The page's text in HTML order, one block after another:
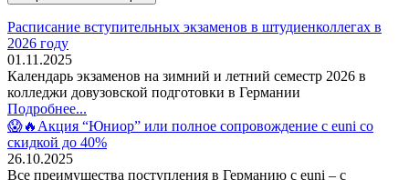
Расписание вступительных экзаменов в штудиенколлегах в
2026 году
01.11.2025
Календарь экзаменов на зимний и летний семестр 2026 в
колледжи довузовской подготовки в Германии
Подробнее...
😱🔥Акция “Юниор” или полное сопровождение с euni со
скидкой до 40%
26.10.2025
Все преимущества поступления в Германию с euni – с